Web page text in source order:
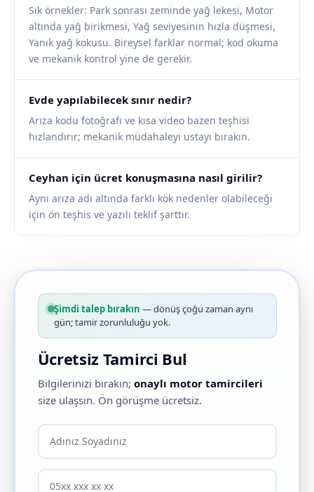
Sık örnekler: Park sonrası zeminde yağ lekesi, Motor
altında yağ birikmesi, Yağ seviyesinin hızla düşmesi,
Yanık yağ kokusu. Bireysel farklar normal; kod okuma
ve mekanik kontrol yine de gerekir.
Evde yapılabilecek sınır nedir?
Arıza kodu fotoğrafı ve kısa video bazen teşhisi
hızlandırır; mekanik müdahaleyi ustayı bırakın.
Ceyhan için ücret konuşmasına nasıl girilir?
Aynı arıza adı altında farklı kök nedenler olabileceği
için ön teşhis ve yazılı teklif şarttır.
Şimdi talep bırakın — dönüş çoğu zaman aynı
gün; tamir zorunluluğu yok.
Ücretsiz Tamirci Bul
Bilgilerinizi bırakın; onaylı motor tamircileri
size ulaşsın. Ön görüşme ücretsiz.